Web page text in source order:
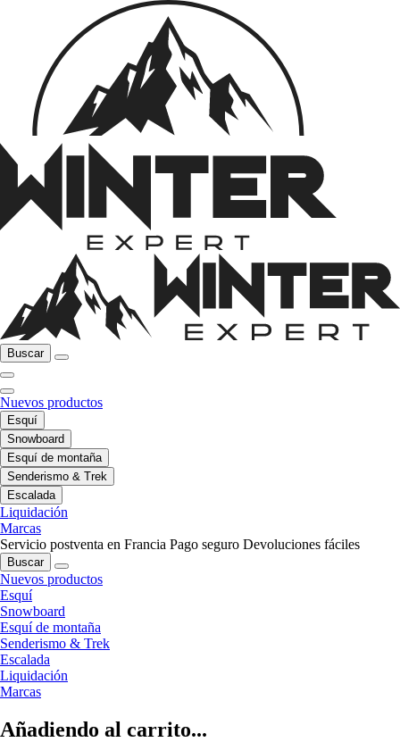
Buscar
Nuevos productos
Esquí
Snowboard
Esquí de montaña
Senderismo & Trek
Escalada
Liquidación
Marcas
Servicio postventa en Francia Pago seguro Devoluciones fáciles
Buscar
Nuevos productos
Esquí
Snowboard
Esquí de montaña
Senderismo & Trek
Escalada
Liquidación
Marcas
Añadiendo al carrito...